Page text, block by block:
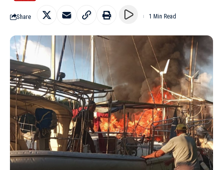
Share 1 Min Read